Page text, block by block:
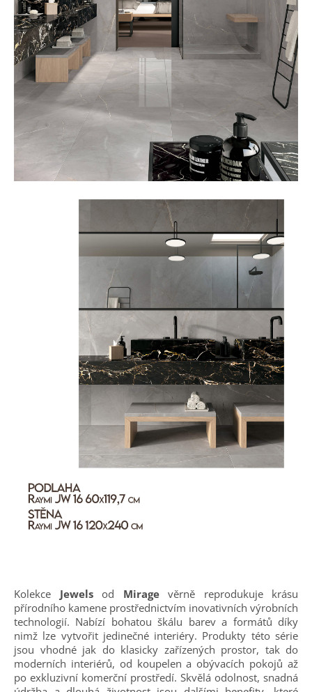
Kolekce Jewelsod Miragevěrně reprodukuje krásu
přírodního kamene prostřednictvím inovativních výrobních
technologií. Nabízí bohatou škálu barev a formátů díky
nimž lze vytvořit jedinečné interiéry. Produkty této série
jsou vhodné jak do klasicky zařízených prostor, tak do
moderních interiérů, od koupelen a obývacích pokojů až
po exkluzivní komerční prostředí. Skvělá odolnost, snadná